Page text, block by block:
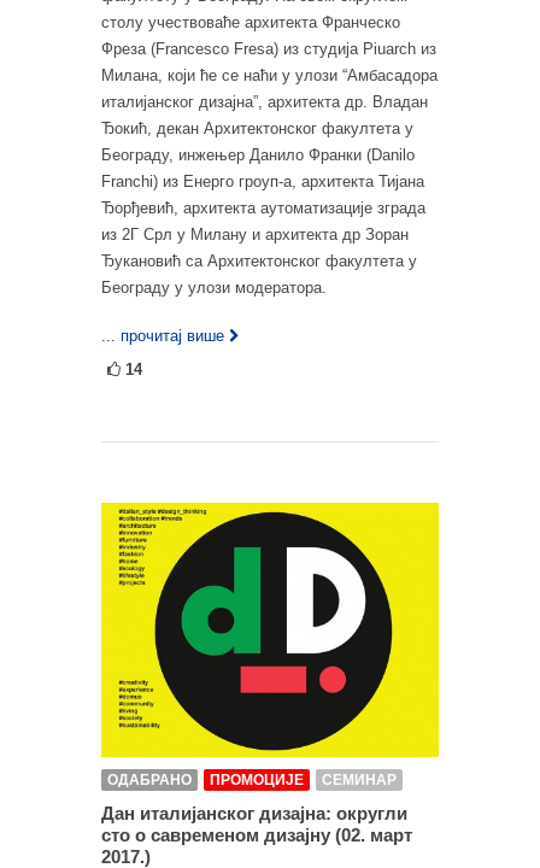
столу учествоваће архитекта Франческо
Фреза (Francesco Fresa) из студија Piuarch из
Милана, који ће се наћи у улози “Амбасадора
италијанског дизајна”, архитекта др. Владан
Ђокић, декан Архитектонског факултета у
Београду, инжењер Данило Франки (Danilo
Franchi) из Енерго гроуп-а, архитекта Тијана
Ђорђевић, архитекта аутоматизације зграда
из 2Г Срл у Милану и архитекта др Зоран
Ђукановић са Архитектонског факултета у
Београду у улози модератора.
... прочитај више
14
ОДАБРАНО ПРОМОЦИЈЕ СЕМИНАР
Дан италијанског дизајна: округли
сто о савременом дизајну (02. март
2017.)